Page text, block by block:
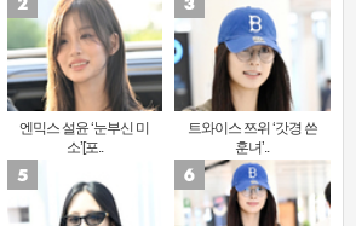
엔믹스 설윤 ‘눈부신 미
소’[포..
트와이스 쯔위 ‘갓경 쓴
훈녀’..